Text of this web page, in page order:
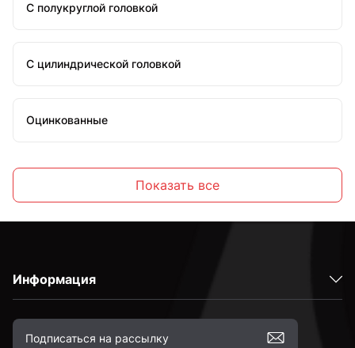
С полукруглой головкой
С цилиндрической головкой
Оцинкованные
Высокопрочные
С полной резьбой
Показать все
Информация